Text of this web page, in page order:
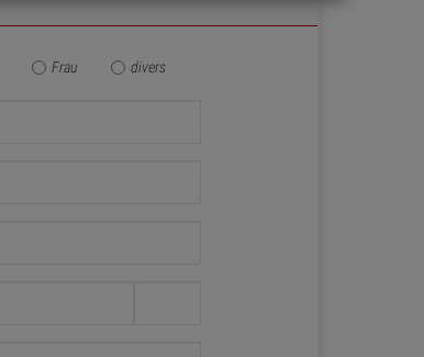
Frau divers